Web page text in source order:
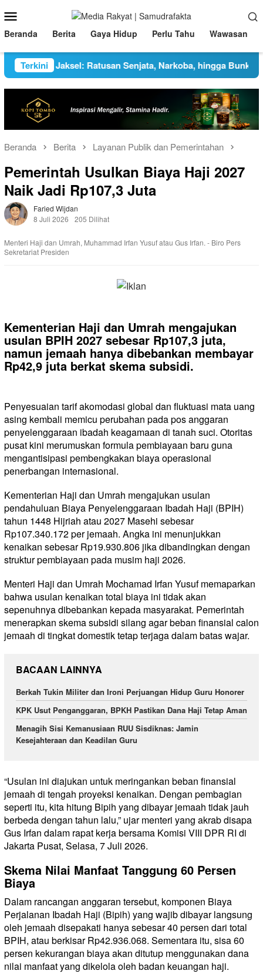
ke
kontenMobile
Beranda Berita Gaya Hidup Perlu Tahu Wawasan
Terkini
Jaksel: Ratusan Senjata, Narkoba, hingga Bunker
Beranda Berita Layanan Publik dan Pemerintahan
Pemerintah Usulkan Biaya Haji 2027
Naik Jadi Rp107,3 Juta
Faried Wijdan
8 Juli 2026
205 Dilihat
Menteri Haji dan Umrah, Muhammad Irfan Yusuf atau Gus Irfan. - Biro Pers
Sekretariat Presiden
Kementerian Haji dan Umrah mengajukan
usulan BPIH 2027 sebesar Rp107,3 juta,
namun jemaah hanya dibebankan membayar
Rp42,9 juta berkat skema subsidi.
Penyesuaian tarif akomodasi global dan fluktuasi mata uang
asing kembali memicu perubahan pada pos anggaran
penyelenggaraan ibadah keagamaan di tanah suci. Otoritas
pusat kini merumuskan formula pembiayaan baru guna
mengantisipasi pembengkakan biaya operasional
penerbangan internasional.
Kementerian Haji dan Umrah mengajukan usulan
pendahuluan Biaya Penyelenggaraan Ibadah Haji (BPIH)
tahun 1448 Hijriah atau 2027 Masehi sebesar
Rp107.340.172 per jemaah. Angka ini menunjukkan
kenaikan sebesar Rp19.930.806 jika dibandingkan dengan
struktur pembiayaan pada musim haji 2026.
Menteri Haji dan Umrah Mochamad Irfan Yusuf memaparkan
bahwa usulan kenaikan total biaya ini tidak akan
sepenuhnya dibebankan kepada masyarakat. Pemerintah
menerapkan skema subsidi silang agar beban finansial calon
jemaah di tingkat domestik tetap terjaga dalam batas wajar.
BACAAN LAINNYA
Berkah Tukin Militer dan Ironi Perjuangan Hidup Guru Honorer
KPK Usut Penganggaran, BPKH Pastikan Dana Haji Tetap Aman
Menagih Sisi Kemanusiaan RUU Sisdiknas: Jamin
Kesejahteraan dan Keadilan Guru
“Usulan ini diajukan untuk meringankan beban finansial
jemaah di tengah proyeksi kenaikan. Dengan pembagian
seperti itu, kita hitung Bipih yang dibayar jemaah tidak jauh
berbeda dengan tahun lalu,” ujar menteri yang akrab disapa
Gus Irfan dalam rapat kerja bersama Komisi VIII DPR RI di
Jakarta Pusat, Selasa, 7 Juli 2026.
Skema Nilai Manfaat Tanggung 60 Persen
Biaya
Dalam rancangan anggaran tersebut, komponen Biaya
Perjalanan Ibadah Haji (Bipih) yang wajib dibayar langsung
oleh jemaah disepakati hanya sebesar 40 persen dari total
BPIH, atau berkisar Rp42.936.068. Sementara itu, sisa 60
persen kekurangan biaya akan ditutup menggunakan dana
nilai manfaat yang dikelola oleh badan keuangan haji.